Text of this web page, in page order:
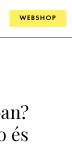
WEBSHOP
és